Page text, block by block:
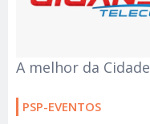
A melhor da Cidade
PSP-EVENTOS